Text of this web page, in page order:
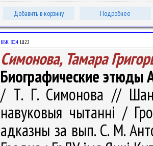
Добавить в корзину Подробнее
ББК 80.4 Ш22
Симонова, Тамара
Биографические этюды
/ Т. Г. Симонова //
навуковыя чытаннi /
адказны за вып. С. М.